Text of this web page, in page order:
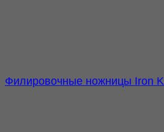
Филировочные ножницы Iron